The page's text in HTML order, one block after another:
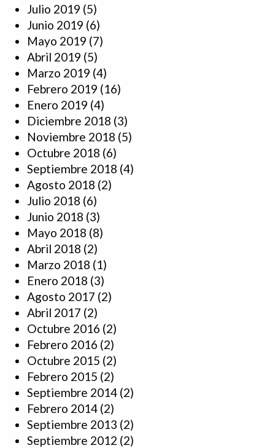
Julio 2019 (5)
Junio 2019 (6)
Mayo 2019 (7)
Abril 2019 (5)
Marzo 2019 (4)
Febrero 2019 (16)
Enero 2019 (4)
Diciembre 2018 (3)
Noviembre 2018 (5)
Octubre 2018 (6)
Septiembre 2018 (4)
Agosto 2018 (2)
Julio 2018 (6)
Junio 2018 (3)
Mayo 2018 (8)
Abril 2018 (2)
Marzo 2018 (1)
Enero 2018 (3)
Agosto 2017 (2)
Abril 2017 (2)
Octubre 2016 (2)
Febrero 2016 (2)
Octubre 2015 (2)
Febrero 2015 (2)
Septiembre 2014 (2)
Febrero 2014 (2)
Septiembre 2013 (2)
Septiembre 2012 (2)